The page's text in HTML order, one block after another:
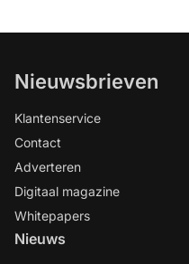
Nieuwsbrieven
Klantenservice
Contact
Adverteren
Digitaal magazine
Whitepapers
Nieuws